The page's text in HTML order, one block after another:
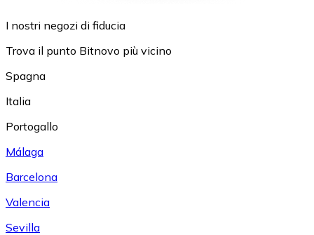
I nostri negozi di fiducia
Trova il punto Bitnovo più vicino
Spagna
Italia
Portogallo
Málaga
Barcelona
Valencia
Sevilla